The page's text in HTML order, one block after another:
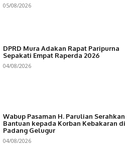
05/08/2026
DPRD Mura Adakan Rapat Paripurna
Sepakati Empat Raperda 2026
04/08/2026
Wabup Pasaman H. Parulian Serahkan
Bantuan kepada Korban Kebakaran di
Padang Gelugur
04/08/2026